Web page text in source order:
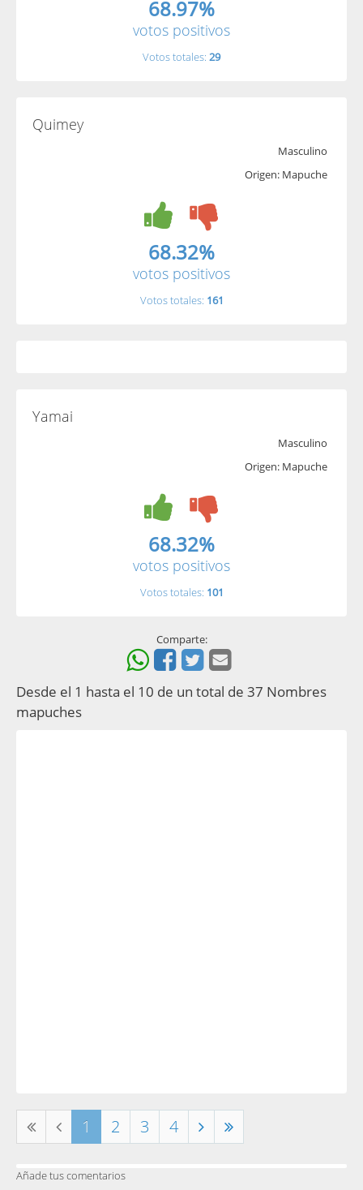
68.97%
votos positivos
Votos totales: 29
Quimey
Masculino
Origen: Mapuche
68.32%
votos positivos
Votos totales: 161
Yamai
Masculino
Origen: Mapuche
68.32%
votos positivos
Votos totales: 101
Comparte:
Desde el 1 hasta el 10 de un total de 37 Nombres
mapuches
1 2 3 4
Añade tus comentarios